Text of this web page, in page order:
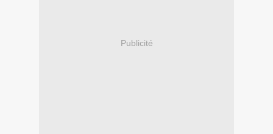
Publicité